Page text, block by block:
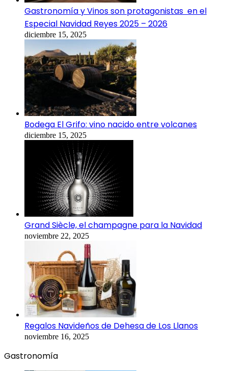
Gastronomía y Vinos son protagonistas en el
Especial Navidad Reyes 2025 – 2026
diciembre 15, 2025
Bodega El Grifo: vino nacido entre volcanes
diciembre 15, 2025
Grand Siècle, el champagne para la Navidad
noviembre 22, 2025
Regalos Navideños de Dehesa de Los Llanos
noviembre 16, 2025
Gastronomía